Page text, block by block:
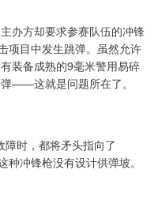
办方却要求参赛队伍的冲锋
项目中发生跳弹。虽然允许
装备成熟的9毫米警用易碎
——这就是问题所在了。
障时，都将矛头指向了
冲锋枪没有设计供弹坡。